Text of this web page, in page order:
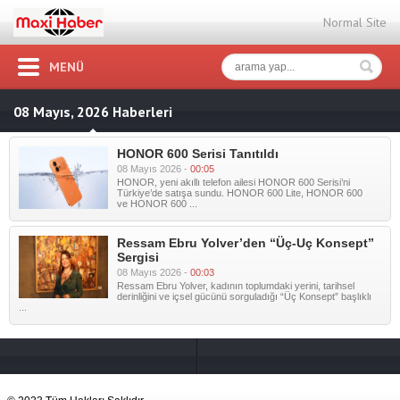
Normal Site
MENÜ
08 Mayıs, 2026 Haberleri
HONOR 600 Serisi Tanıtıldı
08 Mayıs 2026 - 00:05
HONOR, yeni akıllı telefon ailesi HONOR 600 Serisi’ni
Türkiye’de satışa sundu. HONOR 600 Lite, HONOR 600
ve HONOR 600 ...
Ressam Ebru Yolver’den “Üç-Uç Konsept”
Sergisi
08 Mayıs 2026 - 00:03
Ressam Ebru Yolver, kadının toplumdaki yerini, tarihsel
derinliğini ve içsel gücünü sorguladığı “Üç Konsept” başlıklı